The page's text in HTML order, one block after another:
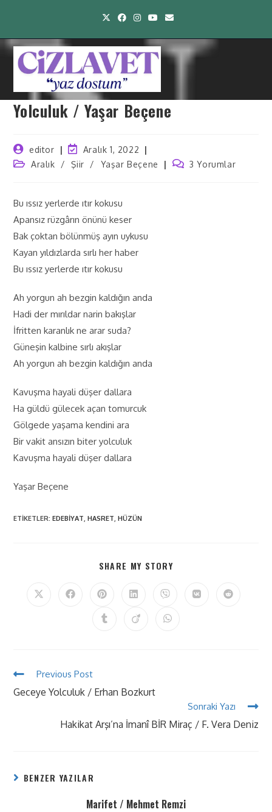
Yolculuk / Yaşar Beçene
editor
Aralık 1, 2022
Aralık
/ Şiir / Yaşar Beçene 3 Yorumlar
Bu ıssız yerlerde ıtır kokusu
Apansız rüzgârın önünü keser
Bak çoktan bölünmüş ayın uykusu
Kayan yıldızlarda sırlı her haber
Bu ıssız yerlerde ıtır kokusu
Ah yorgun ah bezgin kaldığın anda
Hadi der mırıldar narin bakışlar
İfritten karanlık ne arar suda?
Güneşin kalbine sırlı akışlar
Ah yorgun ah bezgin kaldığın anda
Kavuşma hayali düşer dallara
Ha güldü gülecek açan tomurcuk
Gölgede yaşama kendini ara
Bir vakit ansızın biter yolculuk
Kavuşma hayali düşer dallara
Yaşar Beçene
ETIKETLER:EDEBIYAT, HASRET, HÜZÜN
SHARE MY STORY
Previous Post
Geceye Yolculuk / Erhan Bozkurt
Sonraki Yazı
Hakikat Arşı’na İmanî BİR Miraç / F. Vera Deniz
BENZER YAZILAR
Marifet / Mehmet Remzi